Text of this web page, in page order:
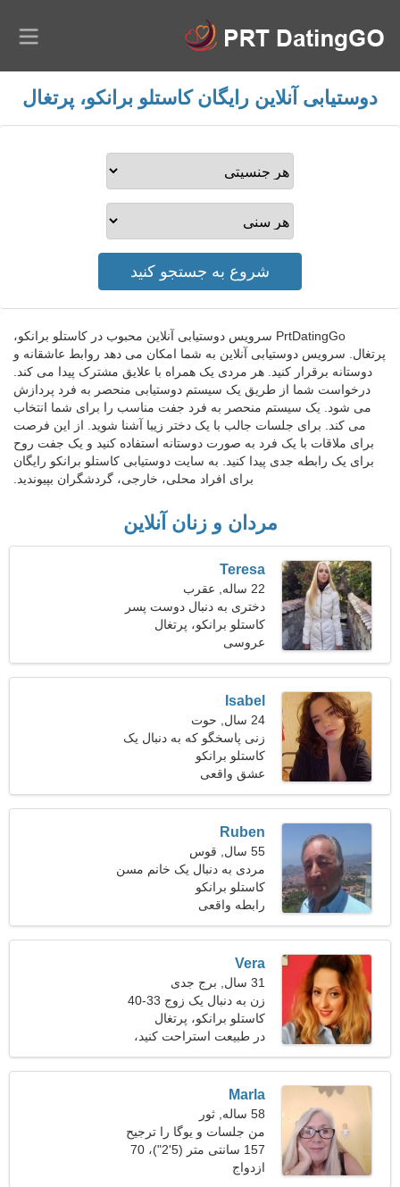
دوستیابی آنلاین رایگان کاستلو برانکو، پرتغال
PrtDatingGo سرویس دوستیابی آنلاین محبوب در کاستلو برانکو،
پرتغال. سرویس دوستیابی آنلاین به شما امکان می دهد روابط عاشقانه و
دوستانه برقرار کنید. هر مردی یک همراه با علایق مشترک پیدا می کند.
درخواست شما از طریق یک سیستم دوستیابی منحصر به فرد پردازش
می شود. یک سیستم منحصر به فرد جفت مناسب را برای شما انتخاب
می کند. برای جلسات جالب با یک دختر زیبا آشنا شوید. از این فرصت
برای ملاقات با یک فرد به صورت دوستانه استفاده کنید و یک جفت روح
برای یک رابطه جدی پیدا کنید. به سایت دوستیابی کاستلو برانکو رایگان
برای افراد محلی، خارجی، گردشگران بپیوندید.
مردان و زنان آنلاین
Teresa
22 ساله, عقرب
دختری به دنبال دوست پسر
26-30
کاستلو برانکو، پرتغال
عروسی
Isabel
24 سال, حوت
زنی پاسخگو که به دنبال یک
رابطه واقعی است
کاستلو برانکو
عشق واقعی
Ruben
55 سال, قوس
مردی به دنبال یک خانم مسن
46-53
کاستلو برانکو
رابطه واقعی
Vera
31 سال, برج جدی
زن به دنبال یک زوج 33-40
کاستلو برانکو، پرتغال
در طبیعت استراحت کنید،
آفتاب گرفتن
Marla
58 ساله, ثور
من جلسات و یوگا را ترجیح
می دهم
157 سانتی متر (5'2")، 70
کیلوگرم (154 پوند)
ازدواج